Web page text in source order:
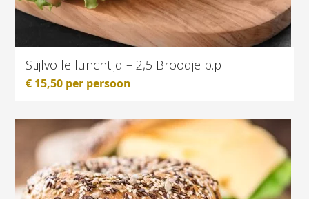
Stijlvolle lunchtijd – 2,5 Broodje p.p
€ 15,50 per persoon